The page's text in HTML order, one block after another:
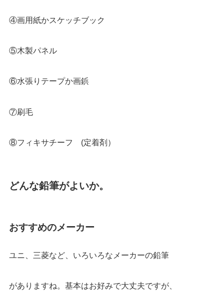
④画用紙かスケッチブック
⑤木製パネル
⑥水張りテープか画鋲
⑦刷毛
⑧フィキサチーフ (定着剤）
どんな鉛筆がよいか。
おすすめのメーカー
ユニ、三菱など、いろいろなメーカーの鉛筆
がありますね。基本はお好みで大丈夫ですが、